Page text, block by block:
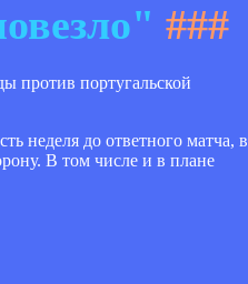
###
против португальской
неделя до ответного матча, в
В том числе и в плане